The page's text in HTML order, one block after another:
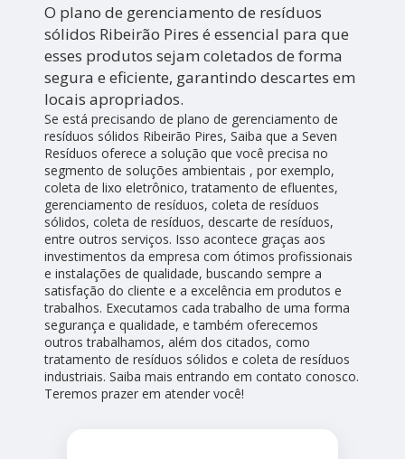
O plano de gerenciamento de resíduos
sólidos Ribeirão Pires é essencial para que
esses produtos sejam coletados de forma
segura e eficiente, garantindo descartes em
locais apropriados.
Se está precisando de plano de gerenciamento de
resíduos sólidos Ribeirão Pires, Saiba que a Seven
Resíduos oferece a solução que você precisa no
segmento de soluções ambientais , por exemplo,
coleta de lixo eletrônico, tratamento de efluentes,
gerenciamento de resíduos, coleta de resíduos
sólidos, coleta de resíduos, descarte de resíduos,
entre outros serviços. Isso acontece graças aos
investimentos da empresa com ótimos profissionais
e instalações de qualidade, buscando sempre a
satisfação do cliente e a excelência em produtos e
trabalhos. Executamos cada trabalho de uma forma
segurança e qualidade, e também oferecemos
outros trabalhamos, além dos citados, como
tratamento de resíduos sólidos e coleta de resíduos
industriais. Saiba mais entrando em contato conosco.
Teremos prazer em atender você!